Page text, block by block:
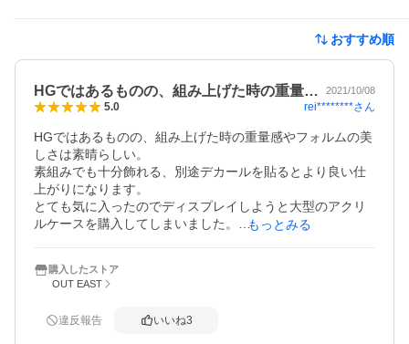
おすすめ順
HGではあるものの、組み上げた時の重量… 2021/10/08
5.0 rei********さん
HGではあるものの、組み上げた時の重量感やフォルムの美
しさは素晴らしい。
素組みでも十分飾れる、別途デカールを貼るとより良い仕
上がりになります。
とても気に入ったのでディスプレイしようと大型のアクリ
ルケースを購入してしまいました。
もっとみる
購入したストア
OUT EAST
違反報告 いいね3